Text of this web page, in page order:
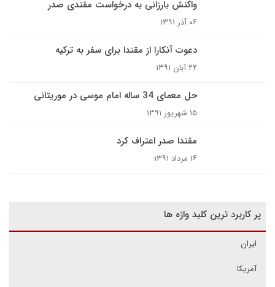
واکنش بارزانی به درخواست مقتدی صدر
۰۶ آذر ۱۳۹۱
دعوت آنکارا از مقتدا برای سفر به ترکیه
۲۲ آبان ۱۳۹۱
حل معمای 34 ساله امام موسی در موریتانی
۱۵ شهریور ۱۳۹۱
مقتدا صدر اعتراف کرد
۱۶ مرداد ۱۳۹۱
پر کاربرد ترین کلید واژه ها
ایران
آمریکا